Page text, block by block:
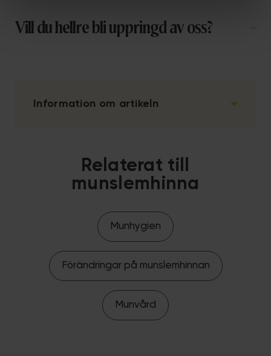
Vill du hellre bli uppringd av oss?
Information om artikeln
Relaterat till
munslemhinna
Munhygien
Förändringar på munslemhinnan
Munvård